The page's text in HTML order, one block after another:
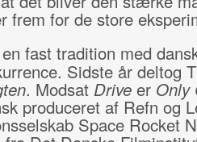
frem for de store
fast tradition med
Sidste år deltog
. Modsat Drive er Only
produceret af Refn og
Space Rocket